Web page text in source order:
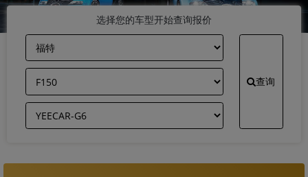
选择您的车型开始查询报价
查询